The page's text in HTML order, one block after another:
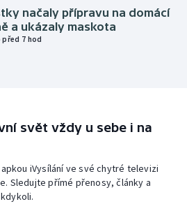
načaly přípravu na domácí
a ukázaly maskota
7 hod
svět vždy u sebe i na
apkou iVysílání ve své chytré televizi
Sledujte přímé přenosy, články a